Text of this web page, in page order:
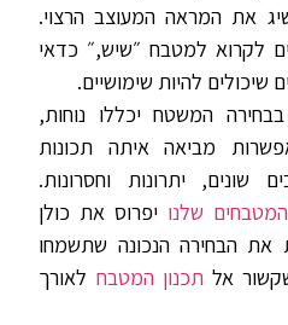
את המראה המעוצב הרצוי.
לקרוא למטבח ״שיש,״ כדאי
שיכולים להיות שימושיים.
בבחירה המשטח יכללו נוחות,
מביאה איתה תכונות
שונים, יתרונות וחסרונות.
שלנו יפרוס את כולן
הבחירה הנכונה שתשמחו
אל תכנון המטבח לאורך